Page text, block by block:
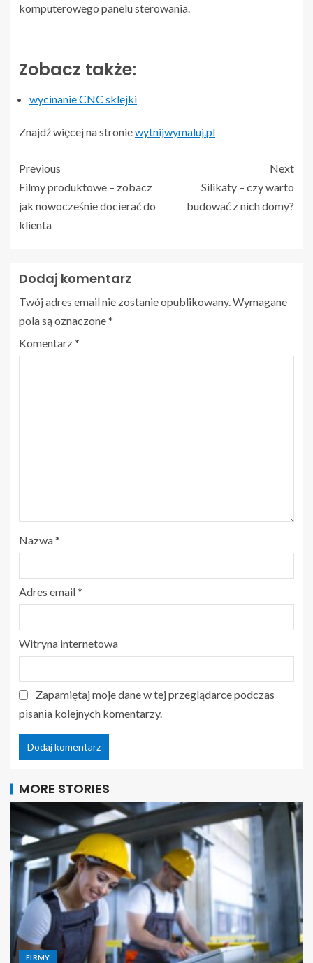
komputerowego panelu sterowania.
Zobacz także:
wycinanie CNC sklejki
Znajdź więcej na stroniewytnijwymaluj.pl
Previous
Filmy produktowe – zobacz
jak nowocześnie docierać do
klienta
Next
Silikaty – czy warto
budować z nich domy?
Dodaj komentarz
Twój adres email nie zostanie opublikowany.Wymagane
pola są oznaczone*
Komentarz*
Nazwa*
Adres email*
Witryna internetowa
Zapamiętaj moje dane w tej przeglądarce podczas
pisania kolejnych komentarzy.
MORE STORIES
FIRMY